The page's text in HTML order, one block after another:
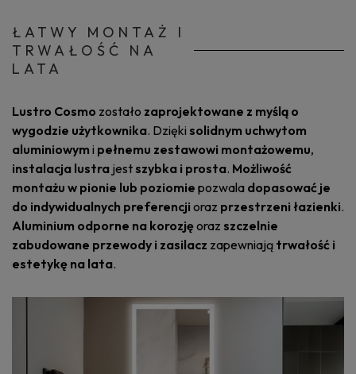
ŁATWY MONTAŻ I
TRWAŁOŚĆ NA
LATA
Lustro Cosmo zostało zaprojektowane z myślą o
wygodzie użytkownika. Dzięki solidnym uchwytom
aluminiowym i pełnemu zestawowi montażowemu,
instalacja lustra jestszybka i prosta. Możliwość
montażu w pionie lub poziomie pozwala dopasować je
do indywidualnych preferencji oraz przestrzeni łazienki.
Aluminium odporne na korozjęoraz szczelnie
zabudowane przewody i zasilacz zapewniają trwałość i
estetykę na lata.